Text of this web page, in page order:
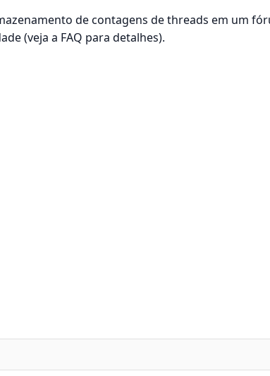
de contagens de threads em um
(veja a FAQ para detalhes).